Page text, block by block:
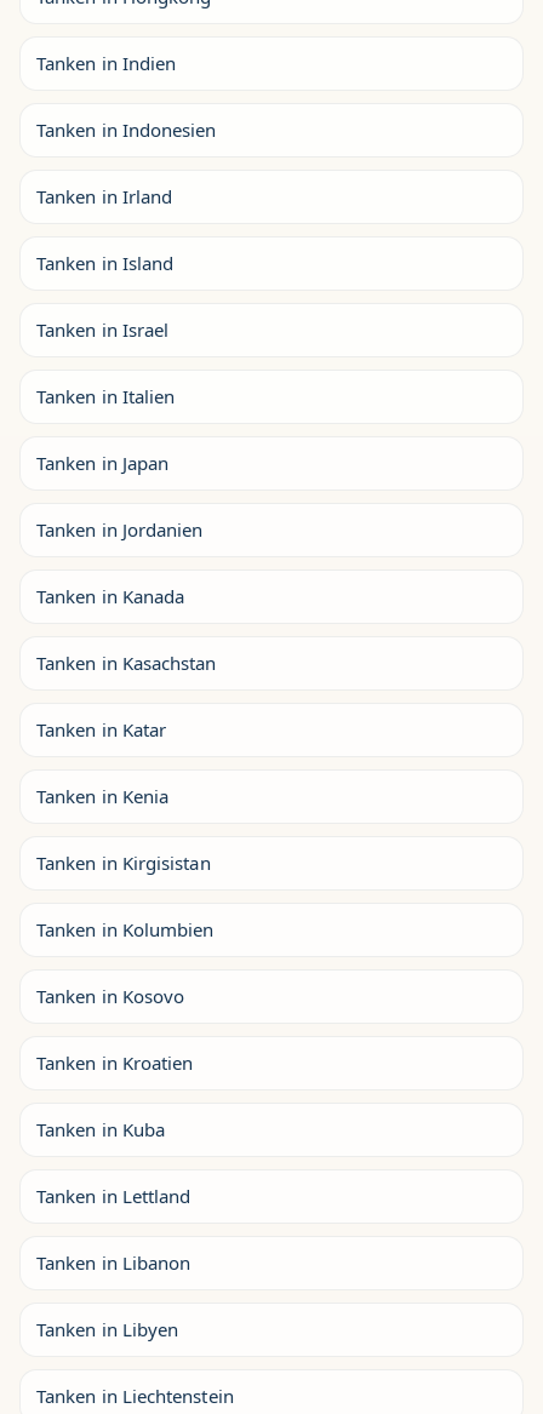
Tanken in Indien
Tanken in Indonesien
Tanken in Irland
Tanken in Island
Tanken in Israel
Tanken in Italien
Tanken in Japan
Tanken in Jordanien
Tanken in Kanada
Tanken in Kasachstan
Tanken in Katar
Tanken in Kenia
Tanken in Kirgisistan
Tanken in Kolumbien
Tanken in Kosovo
Tanken in Kroatien
Tanken in Kuba
Tanken in Lettland
Tanken in Libanon
Tanken in Libyen
Tanken in Liechtenstein